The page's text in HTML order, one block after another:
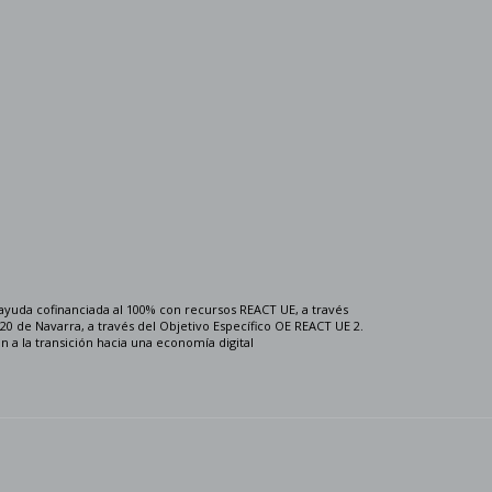
cofinanciada al 100% con recursos REACT UE, a través
de Navarra, a través del Objetivo Específico OE REACT UE 2.
a la transición hacia una economía digital